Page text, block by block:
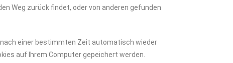
Weg zurück findet, oder von anderen gefunden
einer bestimmten Zeit automatisch wieder
auf Ihrem Computer gepeichert werden.